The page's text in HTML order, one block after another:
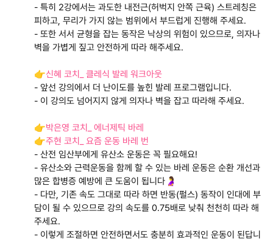
- 특히 2강에서는 과도한 내전근(허벅지 안쪽 근육) 스트레칭은
피하고, 무리가 가지 않는 범위에서 부드럽게 진행해 주세요.
- 또한 서서 균형을 잡는 동작은 낙상의 위험이 있으므로, 의자나
벽을 가볍게 짚고 안전하게 따라 해주세요.
👉신혜 코치_ 클레식 발레 워크아웃
- 앞선 강의에서 더 난이도를 높힌 발레 프로그램입니다.
- 이 강의도 넘어지지 않게 의자나 벽을 잡고 따라해 주세요.
👉박은영 코치_ 에너제틱 바레
👉주현 코치_ 요즘 운동 바레 번
- 산전 임산부에게 유산소 운동은 꼭 필요해요!
- 유산소와 근력운동을 함께 할 수 있는 바레 운동은 순환 개선과
많은 합병증 예방에 큰 도움이 됩니다🤰
- 다만, 기존 속도 그대로 따라 하면 반동(펄스) 동작이 인대에 부
담이 될 수 있으므로 강의 속도를 0.75배로 낮춰 천천히 따라 해
주세요.
- 이렇게 조절하면 안전하면서도 충분히 효과적인 운동이 된답니